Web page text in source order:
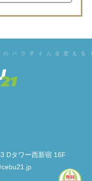
Dタワー西新宿 16F